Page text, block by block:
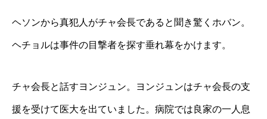
ヘソンから真犯人がチャ会長であると聞き驚くホバン。
ヘチョルは事件の目撃者を探す垂れ幕をかけます。
チャ会長と話すヨンジュン。ヨンジュンはチャ会長の支
援を受けて医大を出ていました。病院では良家の一人息